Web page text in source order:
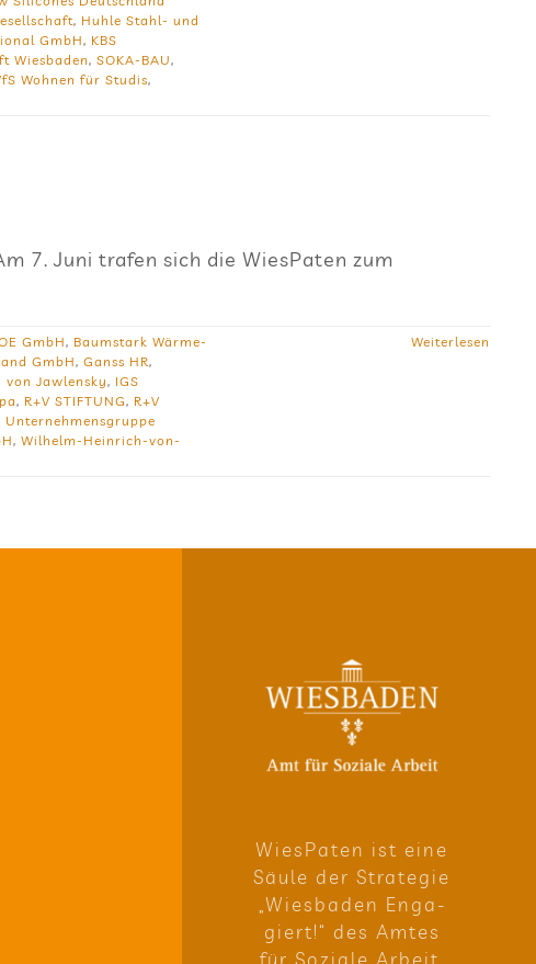
, Huhle Stahl- und
GmbH, KBS
Wiesbaden, SOKA-BAU,
Wohnen für Studis,
7. Juni trafen sich die WiesPaten zum
GmbH, Baumstark Wärme-
GmbH, Ganss HR,
von Jawlensky, IGS
, R+V STIFTUNG, R+V
Unternehmensgruppe
, Wilhelm-Heinrich-von-
Weiterlesen
Wie­sPa­ten ist eine
Säule der Stra­te­gie
„Wies­ba­den Enga­
giert!“ des Amtes
für Soziale Arbeit.